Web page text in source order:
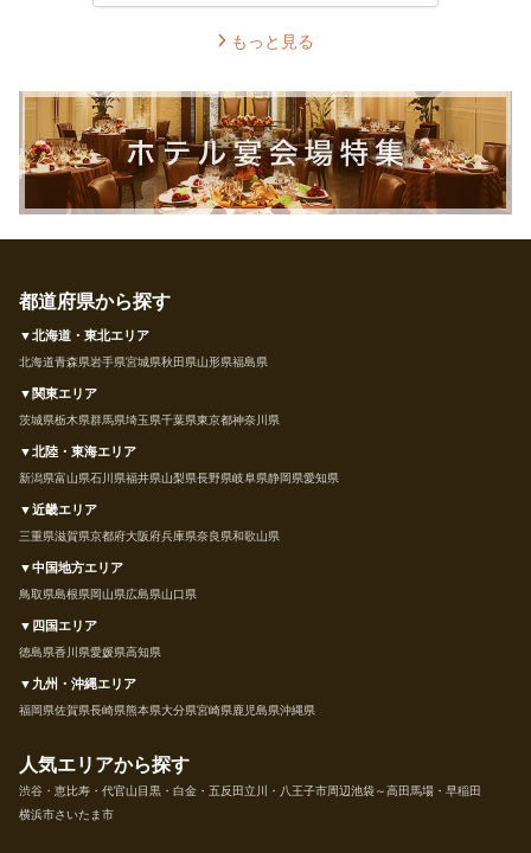
もっと見る
都道府県から探す
▼北海道・東北エリア
北海道青森県岩手県宮城県秋田県山形県福島県
▼関東エリア
茨城県栃木県群馬県埼玉県千葉県東京都神奈川県
▼北陸・東海エリア
新潟県富山県石川県福井県山梨県長野県岐阜県静岡県愛知県
▼近畿エリア
三重県滋賀県京都府大阪府兵庫県奈良県和歌山県
▼中国地方エリア
鳥取県島根県岡山県広島県山口県
▼四国エリア
徳島県香川県愛媛県高知県
▼九州・沖縄エリア
福岡県佐賀県長崎県熊本県大分県宮崎県鹿児島県沖縄県
人気エリアから探す
渋谷・恵比寿・代官山目黒・白金・五反田立川・八王子市周辺池袋～高田馬場・早稲田
横浜市さいたま市